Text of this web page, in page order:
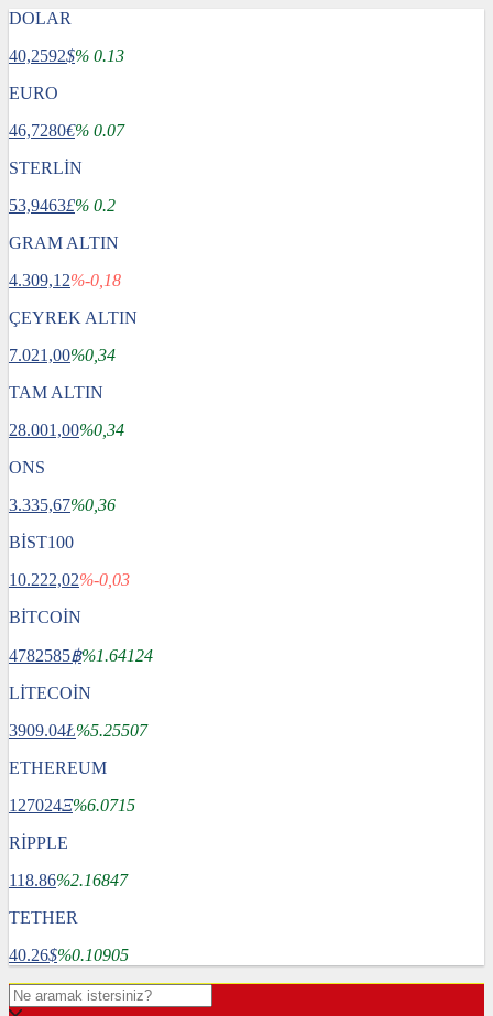
DOLAR
40,2592$% 0.13
EURO
46,7280€% 0.07
STERLİN
53,9463£% 0.2
GRAM ALTIN
4.309,12%-0,18
ÇEYREK ALTIN
7.021,00%0,34
TAM ALTIN
28.001,00%0,34
ONS
3.335,67%0,36
BİST100
10.222,02%-0,03
BİTCOİN
4782585฿%1.64124
LİTECOİN
3909.04Ł%5.25507
ETHEREUM
127024Ξ%6.0715
RİPPLE
118.86%2.16847
TETHER
40.26$%0.10905